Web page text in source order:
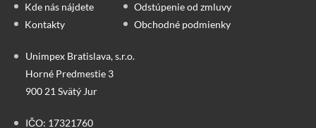
Kde nás nájdete
Odstúpenie od zmluvy
Kontakty
Obchodné podmienky
Unimpex Bratislava, s.r.o.
Horné Predmestie 3
900 21 Svätý Jur
IČO: 17321760